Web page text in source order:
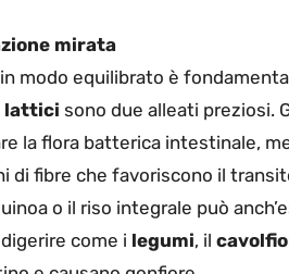
mirata
modo equilibrato è
lattici sono due alleati preziosi.
la flora batterica intestinale,
di fibre che favoriscono il
o il riso integrale può
come i legumi, il